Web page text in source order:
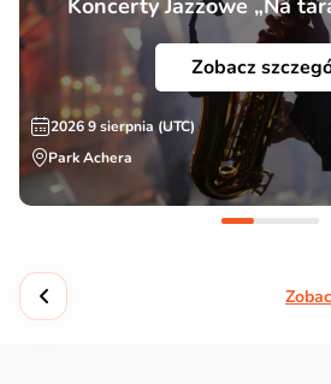
Koncerty Jazzowe „Na
Zobacz
2026 9 sierpnia (UTC)
Park Achera